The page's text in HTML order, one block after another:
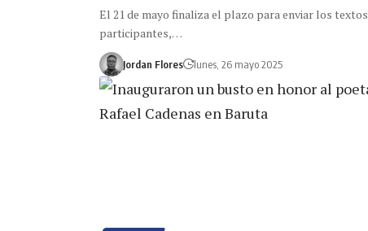
El 21 de mayo finaliza el plazo para enviar los textos
participantes,…
Jordan Flores lunes, 26 mayo 2025